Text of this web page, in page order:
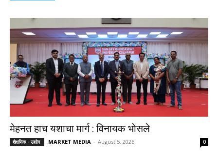
मेहनत हाच यशाचा मार्ग : विनायक भोसले
शैक्षणिक - उद्योग MARKET MEDIA - August 5, 2026 0